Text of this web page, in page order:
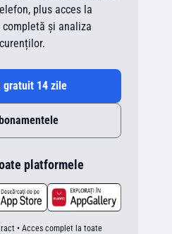
plus acces la
și analiza
gratuit 14 zile
platformele
• Acces complet la toate